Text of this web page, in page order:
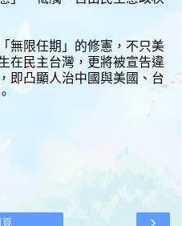
無限任期」的修憲，不只美
在民主台灣，更將被宣告違
即凸顯人治中國與美國、台
›
頁